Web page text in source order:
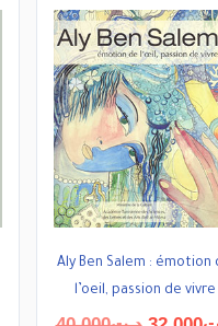
Aly Ben Salem : émotion
l’oeil, passion de vivre